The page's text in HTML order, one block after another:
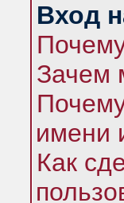
Вход
Зачем
имени
Как